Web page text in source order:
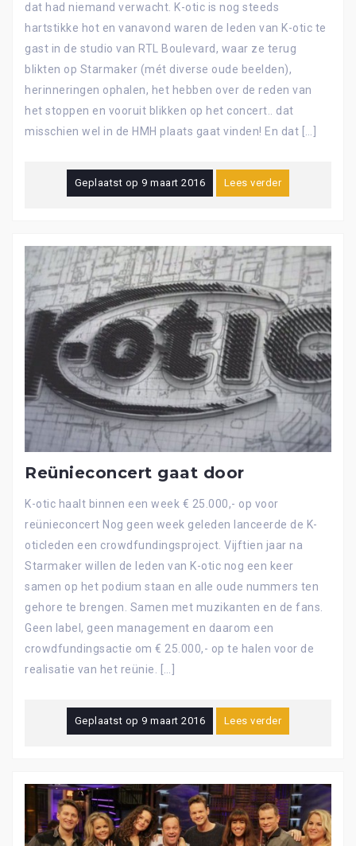
dat had niemand verwacht. K-otic is nog steeds
hartstikke hot en vanavond waren de leden van K-otic te
gast in de studio van RTL Boulevard, waar ze terug
blikten op Starmaker (mét diverse oude beelden),
herinneringen ophalen, het hebben over de reden van
het stoppen en vooruit blikken op het concert.. dat
misschien wel in de HMH plaats gaat vinden! En dat […]
Geplaatst op9 maart 2016 Lees verder
Reünieconcert gaat door
K-otic haalt binnen een week € 25.000,- op voor
reünieconcert Nog geen week geleden lanceerde de K-
oticleden een crowdfundingsproject. Vijftien jaar na
Starmaker willen de leden van K-otic nog een keer
samen op het podium staan en alle oude nummers ten
gehore te brengen. Samen met muzikanten en de fans.
Geen label, geen management en daarom een
crowdfundingsactie om € 25.000,- op te halen voor de
realisatie van het reünie. […]
Geplaatst op9 maart 2016 Lees verder